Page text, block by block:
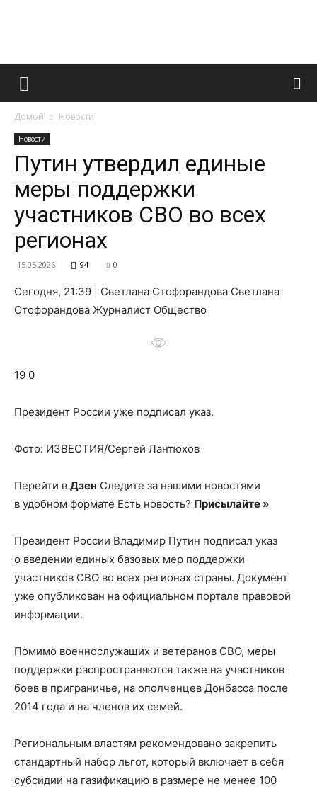
Французский
и
Домой Новости
Новости
Путин утвердил единые
меры поддержки
участников СВО во всех
регионах
15.05.2026 94 0
Сегодня, 21:39 | Светлана Стофорандова Светлана
Стофорандова Журналист Общество
19 0
Президент России уже подписал указ.
Фото: ИЗВЕСТИЯ/Сергей Лантюхов
Перейти в Дзен Следите за нашими новостями
в удобном формате Есть новость? Присылайте »
Президент России Владимир Путин подписал указ
о введении единых базовых мер поддержки
участников СВО во всех регионах страны. Документ
уже опубликован на официальном портале правовой
информации.
Помимо военнослужащих и ветеранов СВО, меры
поддержки распространяются также на участников
боев в приграничье, на ополченцев Донбасса после
2014 года и на членов их семей.
Региональным властям рекомендовано закрепить
стандартный набор льгот, который включает в себя
субсидии на газификацию в размере не менее 100